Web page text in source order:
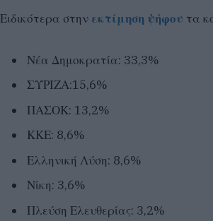
Ειδικότερα στην εκτίμηση ψήφου τα
Νέα Δημοκρατία: 33,3%
ΣΥΡΙΖΑ:15,6%
ΠΑΣΟΚ: 13,2%
ΚΚΕ: 8,6%
Ελληνική Λύση: 8,6%
Νίκη: 3,6%
Πλεύση Ελευθερίας: 3,2%